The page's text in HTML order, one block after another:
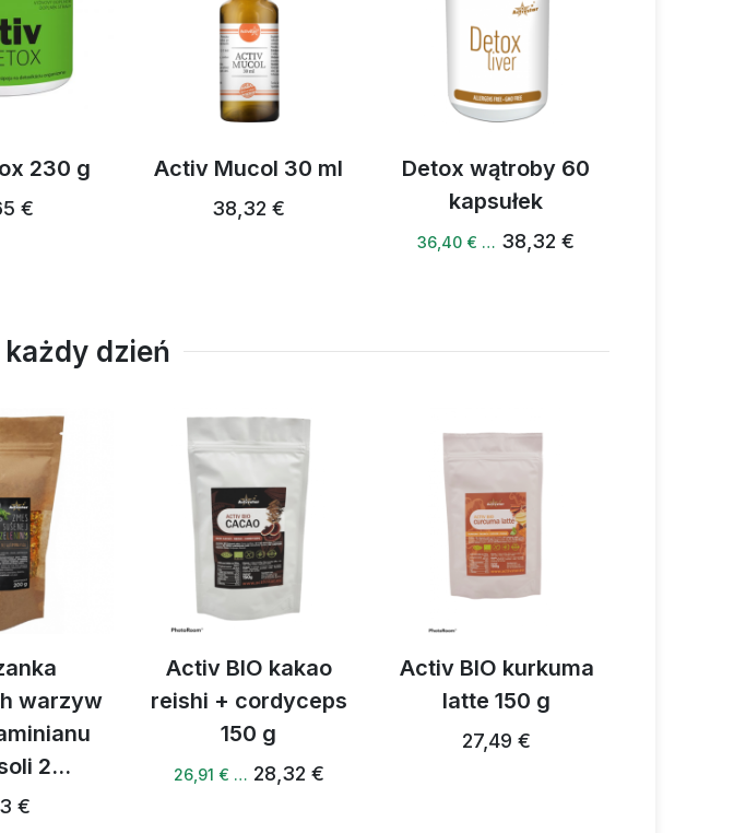
230 g
€
Activ Mucol 30 ml
38,32 €
Detox wątroby 60
kapsułek
36,40 € … 38,32 €
dzień
warzyw
2...
€
Activ BIO kakao
reishi + cordyceps
150 g
26,91 € … 28,32 €
Activ BIO kurkuma
latte 150 g
27,49 €